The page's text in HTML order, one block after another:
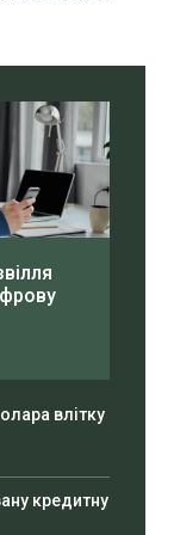
влітку
кредитну